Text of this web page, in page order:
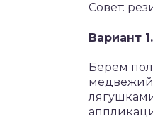
Совет:
Вариант 1.
Берём
медвежий